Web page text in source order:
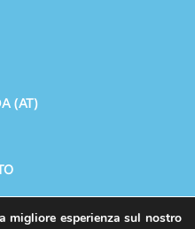
(AT)
esperienza sul nostro